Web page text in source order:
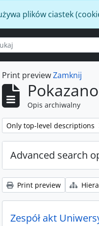
plików ciastek
Print previewZamknij
Opis archiwalny
Remove filter:
Only top-level descriptions
Advanced search
Print preview
Zespół akt